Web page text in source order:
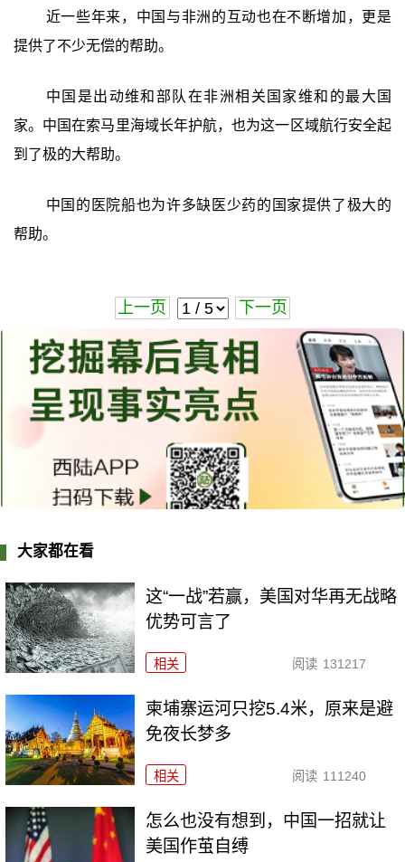
近一些年来，中国与非洲的互动也在不断增加，更是
提供了不少无偿的帮助。
中国是出动维和部队在非洲相关国家维和的最大国
家。中国在索马里海域长年护航，也为这一区域航行安全起
到了极的大帮助。
中国的医院船也为许多缺医少药的国家提供了极大的
帮助。
上一页 下一页
大家都在看
这“一战”若赢，美国对华再无战略
优势可言了
相关 阅读 131217
柬埔寨运河只挖5.4米，原来是避
免夜长梦多
相关 阅读 111240
怎么也没有想到，中国一招就让
美国作茧自缚